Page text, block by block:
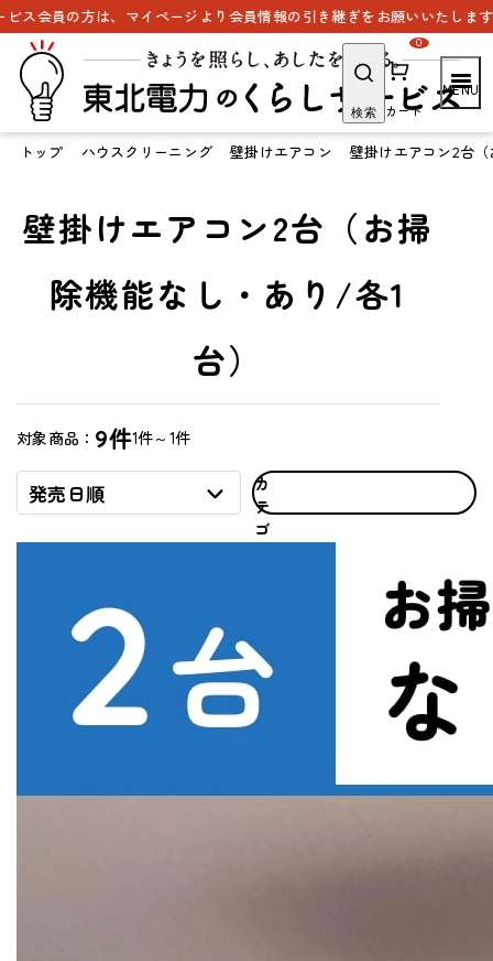
員の方は、マイページより会員情報の引き継ぎをお願いいたします。
検索 カート
0
トップ ハウスクリーニング 壁掛けエアコン 壁掛けエアコン2台
壁掛けエアコン2台（お掃
除機能なし・あり/各1
台）
対象商品： 9件1件～1件
発売日順
カ
テ
ゴ